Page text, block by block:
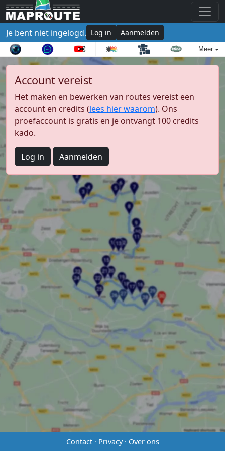
Je bent niet ingelogd. Log in Aanmelden
Meer
Account vereist
Het maken en bewerken van routes vereist een
account en credits (lees hier waarom). Ons
proefaccount is gratis en je ontvangt 100 credits
kado.
Log in Aanmelden
Contact· Privacy· Over ons